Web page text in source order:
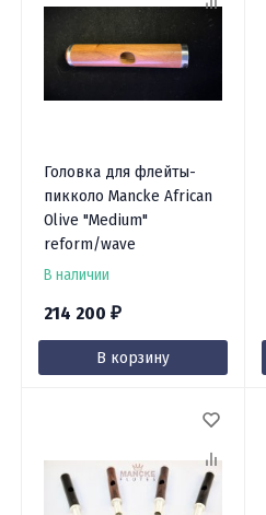
Головка для флейты-
пикколо Mancke African
Olive "Medium"
reform/wave
В наличии
214 200 ₽
В корзину